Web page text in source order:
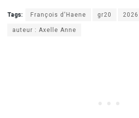
Tags: François d'Haene gr20
2026
auteur : Axelle Anne